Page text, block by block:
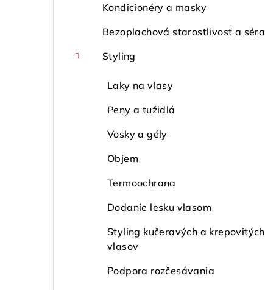
Kondicionéry a masky
Bezoplachová starostlivosť a séra
Styling
Laky na vlasy
Peny a tužidlá
Vosky a gély
Objem
Termoochrana
Dodanie lesku vlasom
Styling kučeravých a krepovitých
vlasov
Podpora rozčesávania